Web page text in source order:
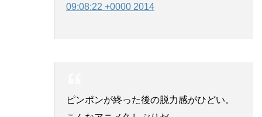
09:08:22 +0000 2014
ピンポンが終った後の脱力感がひどい。